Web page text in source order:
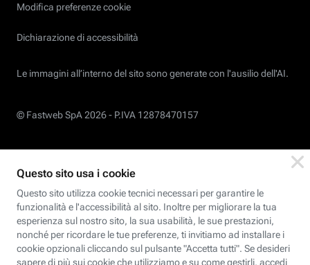
Modifica preferenze cookie
Dichiarazione di accessibilità
Le immagini all’interno del sito sono generate con l'ausilio dell'AI.
© Fastweb SpA 2026 - P.IVA 12878470157